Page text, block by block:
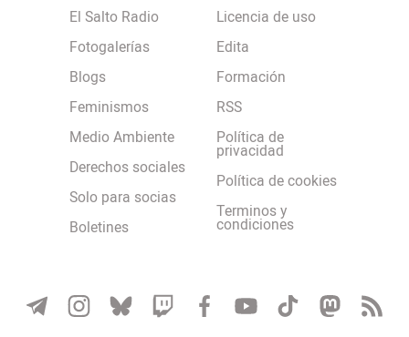
El Salto Radio
Fotogalerías
Blogs
Feminismos
Medio Ambiente
Derechos sociales
Solo para socias
Boletines
Licencia de uso
Edita
Formación
RSS
Política de
privacidad
Política de cookies
Terminos y
condiciones